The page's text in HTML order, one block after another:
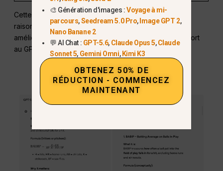
Cette comparaison met en évidence les capacités de
raisonnement supérieures du GPT-5.1, sa précision
améliorée et sa communication plus humaine par rapport
au GPT-5 et à d'autres modes.
🎨 Génération d'images :Voyage à mi-
parcours,Seedream 5.0 Pro, Image GPT 2,
Nano Banane 2
💬 AI Chat : GPT-5.6, Claude Opus 5,Claude
Sonnet 5, Gemini Omni, Kimi K3
OBTENEZ 50% DE
RÉDUCTION - COMMENCEZ
MAINTENANT